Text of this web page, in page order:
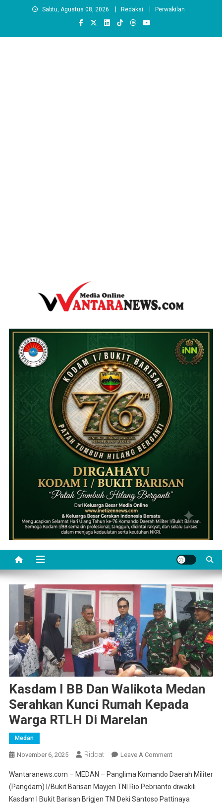
Sabtu, Agustus 08, 2026 Redaksi Perwakilan
wantaranews.com
Kasdam I BB Dan Walikota Medan
Serahkan Kunci Rumah Kepada
Warga RTLH Di Marelan
Medan
November 6, 2025 Ridcat Leave A CommentOn
I
BB
Dan
Wantaranews.com – MEDAN – Panglima Komando Daerah Militer
(Pangdam) I/Bukit Barisan Mayjen TNI Rio Pebrianto diwakili
Kasdam I Bukit Barisan Brigjen TNI Deki Santoso Pattinaya